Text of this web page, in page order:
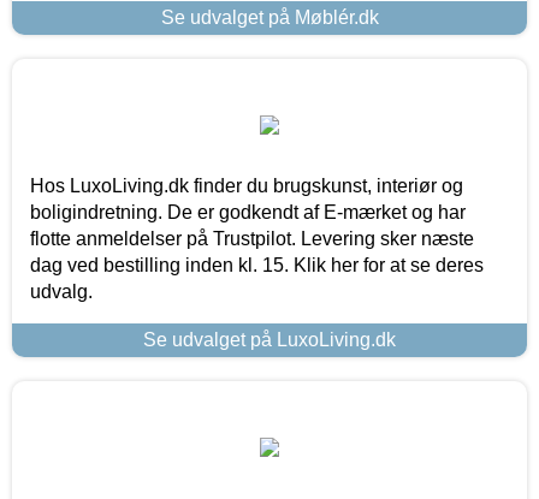
Se udvalget på Møblér.dk
Hos LuxoLiving.dk finder du brugskunst, interiør og
boligindretning. De er godkendt af E-mærket og har
flotte anmeldelser på Trustpilot. Levering sker næste
dag ved bestilling inden kl. 15. Klik her for at se deres
udvalg.
Se udvalget på LuxoLiving.dk